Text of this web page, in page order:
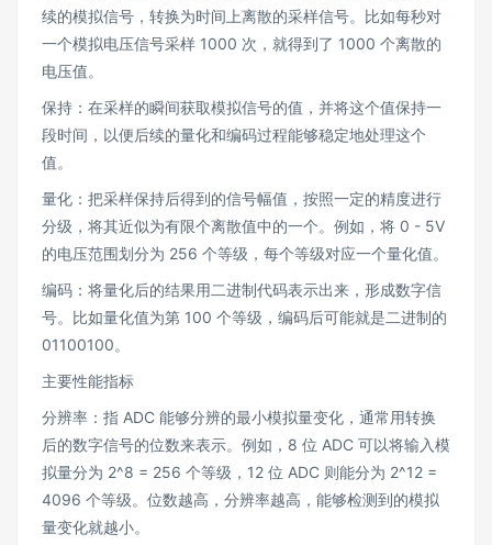
续的模拟信号，转换为时间上离散的采样信号。比如每秒对
一个模拟电压信号采样 1000 次，就得到了 1000 个离散的
电压值。
保持：在采样的瞬间获取模拟信号的值，并将这个值保持一
段时间，以便后续的量化和编码过程能够稳定地处理这个
值。
量化：把采样保持后得到的信号幅值，按照一定的精度进行
分级，将其近似为有限个离散值中的一个。例如，将 0 - 5V
的电压范围划分为 256 个等级，每个等级对应一个量化值。
编码：将量化后的结果用二进制代码表示出来，形成数字信
号。比如量化值为第 100 个等级，编码后可能就是二进制的
01100100。
主要性能指标
分辨率：指 ADC 能够分辨的最小模拟量变化，通常用转换
后的数字信号的位数来表示。例如，8 位 ADC 可以将输入模
拟量分为 2^8 = 256 个等级，12 位 ADC 则能分为 2^12 =
4096 个等级。位数越高，分辨率越高，能够检测到的模拟
量变化就越小。